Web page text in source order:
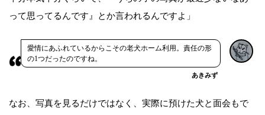
って思ってるんです』とか言われるんですよ」
愛情にあふれているからこその老犬ホーム利用。責任の形
の1つだったのですね。
あきみず
なお、写真を見るだけではなく、実際に預けた犬と面会もで